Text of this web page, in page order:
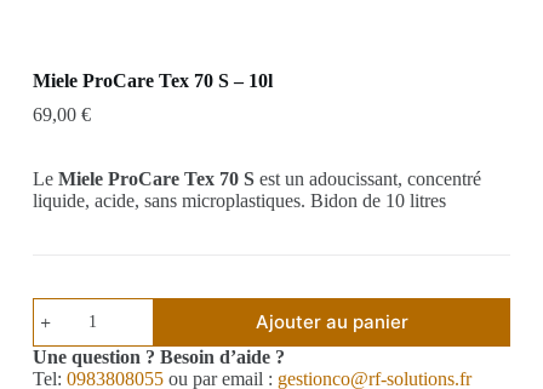
Miele ProCare Tex 70 S – 10l
69,00 €
LeMiele ProCare Tex 70 Sest un adoucissant, concentré
liquide, acide, sans microplastiques. Bidon de 10 litres
Ajouter au panier
Une question ? Besoin d’aide ?
Tel: 0983808055ou par email : gestionco@rf-solutions.fr